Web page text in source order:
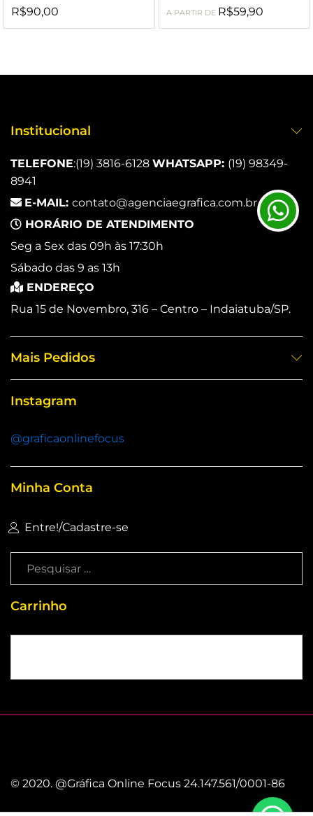
R$90,00 A PARTIR DE R$59,90
Institucional
TELEFONE:(19) 3816-6128 WHATSAPP: (19) 98349-
8941
E-MAIL: contato@agenciaegrafica.com.br
HORÁRIO DE ATENDIMENTO
Seg a Sex das 09h às 17:30h
Sábado das 9 as 13h
ENDEREÇO
Rua 15 de Novembro, 316 – Centro – Indaiatuba/SP.
Mais Pedidos
Instagram
@graficaonlinefocus
Minha Conta
Entre!/Cadastre-se
Carrinho
© 2020. @Gráfica Online Focus 24.147.561/0001-86